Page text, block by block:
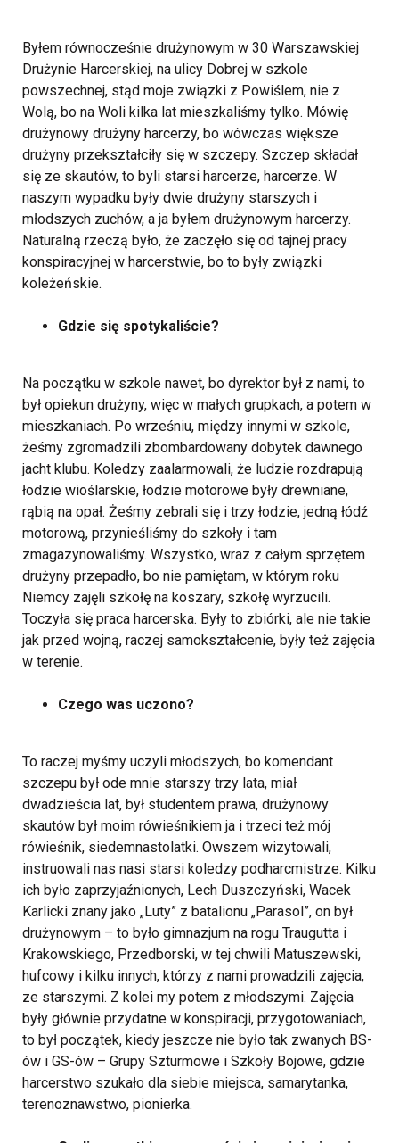
Byłem równocześnie drużynowym w 30 Warszawskiej
Drużynie Harcerskiej, na ulicy Dobrej w szkole
powszechnej, stąd moje związki z Powiślem, nie z
Wolą, bo na Woli kilka lat mieszkaliśmy tylko. Mówię
drużynowy drużyny harcerzy, bo wówczas większe
drużyny przekształciły się w szczepy. Szczep składał
się ze skautów, to byli starsi harcerze, harcerze. W
naszym wypadku były dwie drużyny starszych i
młodszych zuchów, a ja byłem drużynowym harcerzy.
Naturalną rzeczą było, że zaczęło się od tajnej pracy
konspiracyjnej w harcerstwie, bo to były związki
koleżeńskie.
Gdzie się spotykaliście?
Na początku w szkole nawet, bo dyrektor był z nami, to
był opiekun drużyny, więc w małych grupkach, a potem w
mieszkaniach. Po wrześniu, między innymi w szkole,
żeśmy zgromadzili zbombardowany dobytek dawnego
jacht klubu. Koledzy zaalarmowali, że ludzie rozdrapują
łodzie wioślarskie, łodzie motorowe były drewniane,
rąbią na opał. Żeśmy zebrali się i trzy łodzie, jedną łódź
motorową, przynieśliśmy do szkoły i tam
zmagazynowaliśmy. Wszystko, wraz z całym sprzętem
drużyny przepadło, bo nie pamiętam, w którym roku
Niemcy zajęli szkołę na koszary, szkołę wyrzucili.
Toczyła się praca harcerska. Były to zbiórki, ale nie takie
jak przed wojną, raczej samokształcenie, były też zajęcia
w terenie.
Czego was uczono?
To raczej myśmy uczyli młodszych, bo komendant
szczepu był ode mnie starszy trzy lata, miał
dwadzieścia lat, był studentem prawa, drużynowy
skautów był moim rówieśnikiem ja i trzeci też mój
rówieśnik, siedemnastolatki. Owszem wizytowali,
instruowali nas nasi starsi koledzy podharcmistrze. Kilku
ich było zaprzyjaźnionych, Lech Duszczyński, Wacek
Karlicki znany jako „Luty” z batalionu „Parasol”, on był
drużynowym – to było gimnazjum na rogu Traugutta i
Krakowskiego, Przedborski, w tej chwili Matuszewski,
hufcowy i kilku innych, którzy z nami prowadzili zajęcia,
ze starszymi. Z kolei my potem z młodszymi. Zajęcia
były głównie przydatne w konspiracji, przygotowaniach,
to był początek, kiedy jeszcze nie było tak zwanych BS-
ów i GS-ów – Grupy Szturmowe i Szkoły Bojowe, gdzie
harcerstwo szukało dla siebie miejsca, samarytanka,
terenoznawstwo, pionierka.